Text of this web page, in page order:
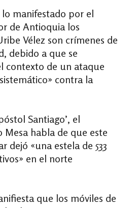
manifestado por el
de Antioquia los
Vélez son crímenes de
debido a que se
contexto de un ataque
contra la
Santiago’, el
Mesa habla de que este
dejó «una estela de 533
en el norte
que los móviles de